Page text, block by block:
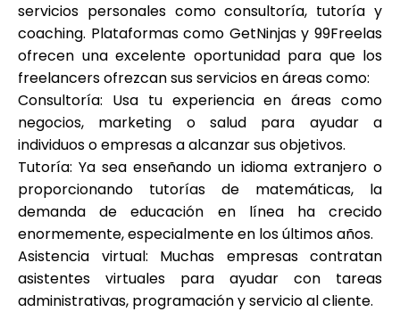
servicios personales como consultoría, tutoría y
coaching. Plataformas como GetNinjas y 99Freelas
ofrecen una excelente oportunidad para que los
freelancers ofrezcan sus servicios en áreas como:
Consultoría: Usa tu experiencia en áreas como
negocios, marketing o salud para ayudar a
individuos o empresas a alcanzar sus objetivos.
Tutoría: Ya sea enseñando un idioma extranjero o
proporcionando tutorías de matemáticas, la
demanda de educación en línea ha crecido
enormemente, especialmente en los últimos años.
Asistencia virtual: Muchas empresas contratan
asistentes virtuales para ayudar con tareas
administrativas, programación y servicio al cliente.